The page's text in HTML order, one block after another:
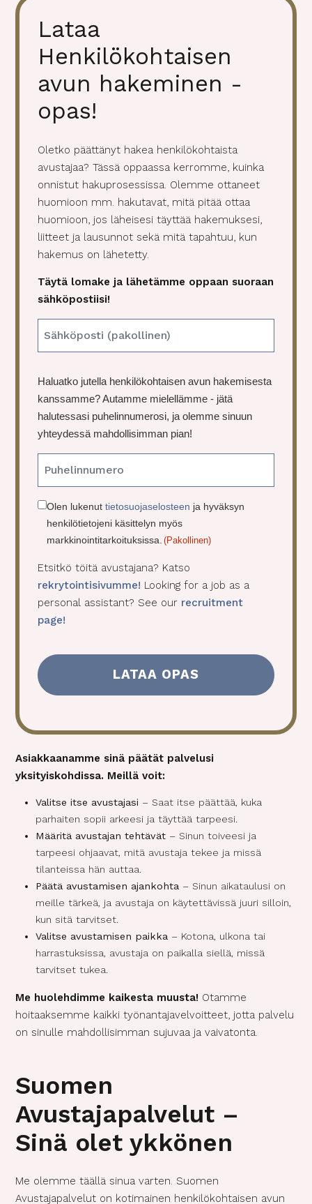
Lataa
Henkilökohtaisen
avun hakeminen -
opas!
Oletko päättänyt hakea henkilökohtaista
avustajaa? Tässä oppaassa kerromme, kuinka
onnistut hakuprosessissa. Olemme ottaneet
huomioon mm. hakutavat, mitä pitää ottaa
huomioon, jos läheisesi täyttää hakemuksesi,
liitteet ja lausunnot sekä mitä tapahtuu, kun
hakemus on lähetetty.
Täytä lomake ja lähetämme oppaan suoraan
sähköpostiisi!
i
l
(
P
n
h
n
Haluatko jutella henkilökohtaisen avun hakemisesta
kanssamme? Autamme mielellämme - jätä
halutessasi puhelinnumerosi, ja olemme sinuun
yhteydessä mahdollisimman pian!
C
s
e
n
t
a
k
l
n
e
)
Olen lukenuttietosuojaselosteen ja hyväksyn
henkilötietojeni käsittelyn myös
markkinointitarkoituksissa. (Pakollinen)
Etsitkö töitä avustajana? Katso
rekrytointisivumme! Looking for a job as a
personal assistant? See our recruitment
page!
Asiakkaanamme sinä päätät palvelusi
yksityiskohdissa. Meillä voit:
Valitse itse avustajasi – Saat itse päättää, kuka
parhaiten sopii arkeesi ja täyttää tarpeesi.
Määritä avustajan tehtävät – Sinun toiveesi ja
tarpeesi ohjaavat, mitä avustaja tekee ja missä
tilanteissa hän auttaa.
Päätä avustamisen ajankohta – Sinun aikataulusi on
meille tärkeä, ja avustaja on käytettävissä juuri silloin,
kun sitä tarvitset.
Valitse avustamisen paikka – Kotona, ulkona tai
harrastuksissa, avustaja on paikalla siellä, missä
tarvitset tukea.
Me huolehdimme kaikesta muusta! Otamme
hoitaaksemme kaikki työnantajavelvoitteet, jotta palvelu
on sinulle mahdollisimman sujuvaa ja vaivatonta.
Suomen
Avustajapalvelut –
Sinä olet ykkönen
Me olemme täällä sinua varten. Suomen
Avustajapalvelut on kotimainen henkilökohtaisen avun